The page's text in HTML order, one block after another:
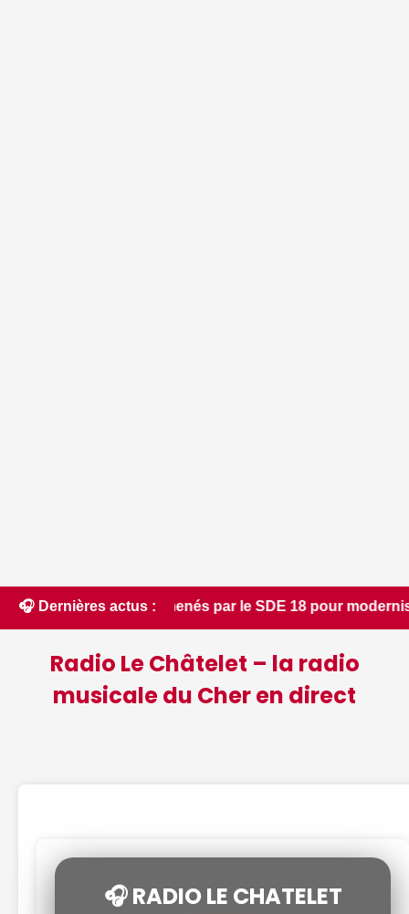
🎧 Dernières actus :
menés par le SDE 18 pour moderniser les
Radio Le Châtelet – la radio
musicale du Cher en direct
🎧 RADIO LE CHATELET